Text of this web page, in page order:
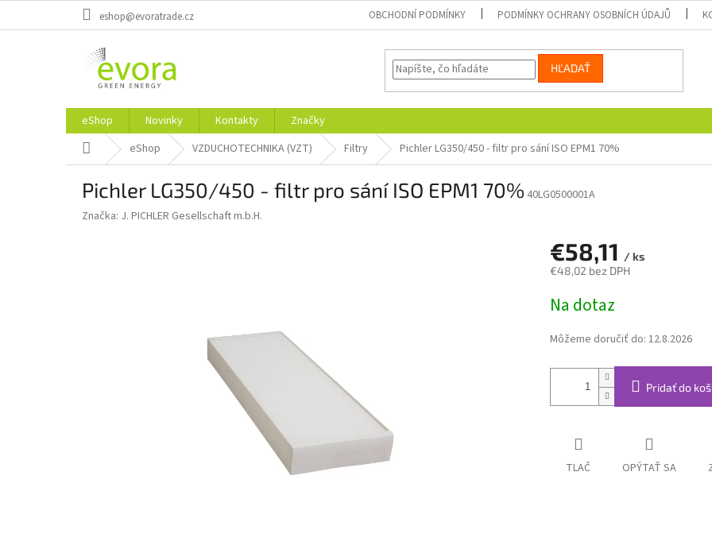
eshop@evoratrade.cz OBCHODNÍ PODMÍNKY PODMÍNKY OCHRANY OSOBNÍCH ÚDAJŮ
HĽADAŤ
eShop Novinky Kontakty
Značky
Domov eShop VZDUCHOTECHNIKA (VZT) Filtry Pichler LG350/450 - filtr pro sání ISO EPM1 70%
Pichler LG350/450 - filtr pro sání ISO EPM1 70% 40LG0500001A
Značka: J. PICHLER Gesellschaft m.b.H.
€58,11 / ks
€48,02 bez DPH
cena:
Na dotaz
Môžeme doručiť do: 12.8.2026
Pridať do
TLAČ OPÝTAŤ SA